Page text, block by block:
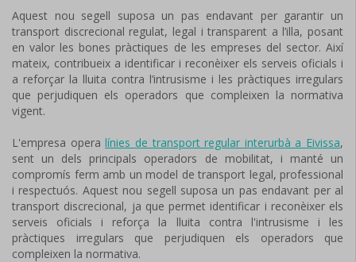
Aquest nou segell suposa un pas endavant per garantir un
transport discrecional regulat, legal i transparent a l’illa, posant
en valor les bones pràctiques de les empreses del sector. Així
mateix, contribueix a identificar i reconèixer els serveis oficials i
a reforçar la lluita contra l’intrusisme i les pràctiques irregulars
que perjudiquen els operadors que compleixen la normativa
vigent.
L'empresa operalínies de transport regular interurbà a Eivissa,
sent un dels principals operadors de mobilitat, i manté un
compromís ferm amb un model de transport legal, professional
i respectuós. Aquest nou segell suposa un pas endavant per al
transport discrecional, ja que permet identificar i reconèixer els
serveis oficials i reforça la lluita contra l'intrusisme i les
pràctiques irregulars que perjudiquen els operadors que
compleixen la normativa.